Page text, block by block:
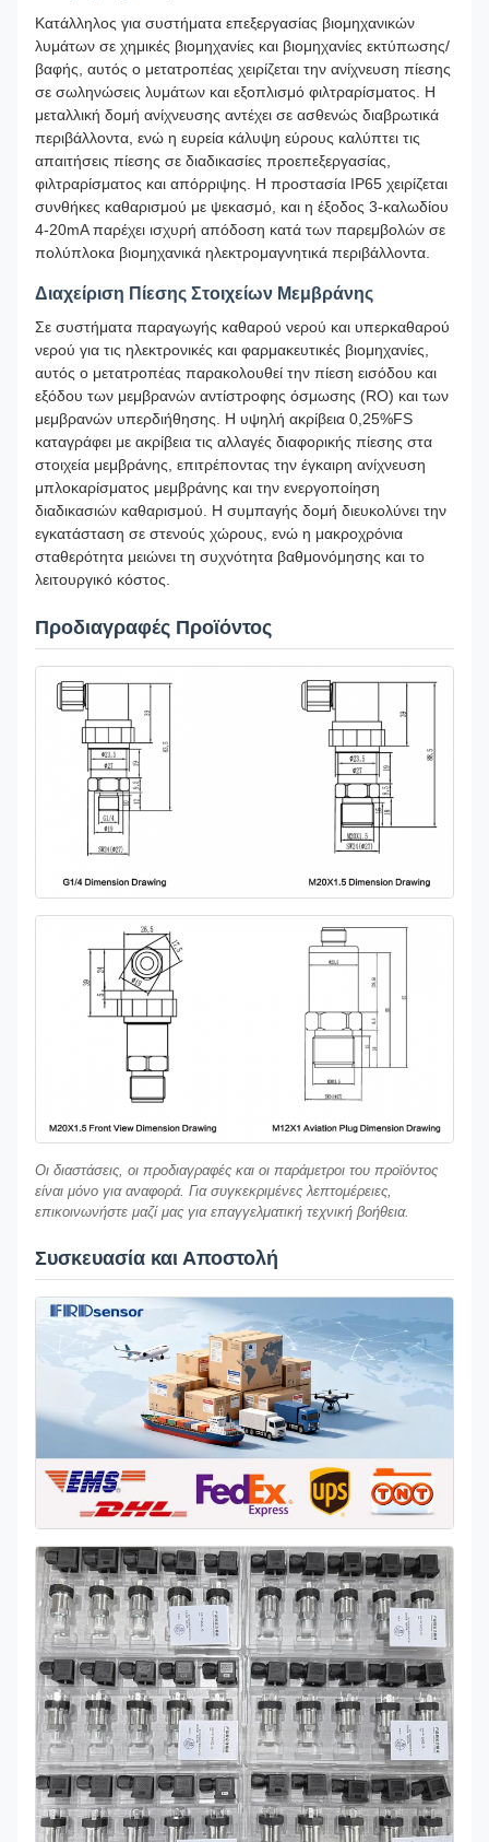
Κατάλληλος για συστήματα επεξεργασίας βιομηχανικών
λυμάτων σε χημικές βιομηχανίες και βιομηχανίες εκτύπωσης/
βαφής, αυτός ο μετατροπέας χειρίζεται την ανίχνευση πίεσης
σε σωληνώσεις λυμάτων και εξοπλισμό φιλτραρίσματος. Η
μεταλλική δομή ανίχνευσης αντέχει σε ασθενώς διαβρωτικά
περιβάλλοντα, ενώ η ευρεία κάλυψη εύρους καλύπτει τις
απαιτήσεις πίεσης σε διαδικασίες προεπεξεργασίας,
φιλτραρίσματος και απόρριψης. Η προστασία IP65 χειρίζεται
συνθήκες καθαρισμού με ψεκασμό, και η έξοδος 3-καλωδίου
4-20mA παρέχει ισχυρή απόδοση κατά των παρεμβολών σε
πολύπλοκα βιομηχανικά ηλεκτρομαγνητικά περιβάλλοντα.
Διαχείριση Πίεσης Στοιχείων Μεμβράνης
Σε συστήματα παραγωγής καθαρού νερού και υπερκαθαρού
νερού για τις ηλεκτρονικές και φαρμακευτικές βιομηχανίες,
αυτός ο μετατροπέας παρακολουθεί την πίεση εισόδου και
εξόδου των μεμβρανών αντίστροφης όσμωσης (RO) και των
μεμβρανών υπερδιήθησης. Η υψηλή ακρίβεια 0,25%FS
καταγράφει με ακρίβεια τις αλλαγές διαφορικής πίεσης στα
στοιχεία μεμβράνης, επιτρέποντας την έγκαιρη ανίχνευση
μπλοκαρίσματος μεμβράνης και την ενεργοποίηση
διαδικασιών καθαρισμού. Η συμπαγής δομή διευκολύνει την
εγκατάσταση σε στενούς χώρους, ενώ η μακροχρόνια
σταθερότητα μειώνει τη συχνότητα βαθμονόμησης και το
λειτουργικό κόστος.
Προδιαγραφές Προϊόντος
Οι διαστάσεις, οι προδιαγραφές και οι παράμετροι του προϊόντος
είναι μόνο για αναφορά. Για συγκεκριμένες λεπτομέρειες,
επικοινωνήστε μαζί μας για επαγγελματική τεχνική βοήθεια.
Συσκευασία και Αποστολή